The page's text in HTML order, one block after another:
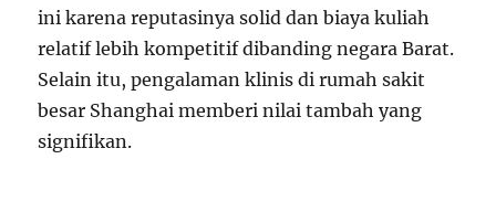
ini karena reputasinya solid dan biaya kuliah
relatif lebih kompetitif dibanding negara Barat.
Selain itu, pengalaman klinis di rumah sakit
besar Shanghai memberi nilai tambah yang
signifikan.